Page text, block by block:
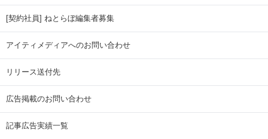
[契約社員] ねとらぼ編集者募集
アイティメディアへのお問い合わせ
リリース送付先
広告掲載のお問い合わせ
記事広告実績一覧